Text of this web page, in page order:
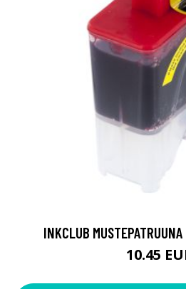
INKCLUB
10.45